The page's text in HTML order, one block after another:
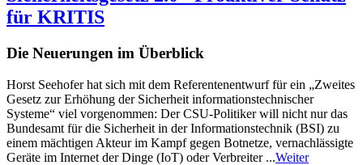
für KRITIS
Die Neuerungen im Überblick
Horst Seehofer hat sich mit dem Referentenentwurf für ein „Zweites
Gesetz zur Erhöhung der Sicherheit informationstechnischer
Systeme“ viel vorgenommen: Der CSU-Politiker will nicht nur das
Bundesamt für die Sicherheit in der Informationstechnik (BSI) zu
einem mächtigen Akteur im Kampf gegen Botnetze, vernachlässigte
Geräte im Internet der Dinge (IoT) oder Verbreiter ...Weiter